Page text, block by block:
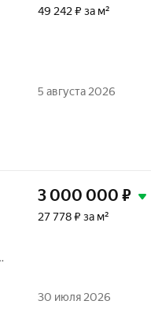
49 242 ₽ за м²
5 августа 2026
3 000 000 ₽
27 778 ₽ за м²
30 июля 2026